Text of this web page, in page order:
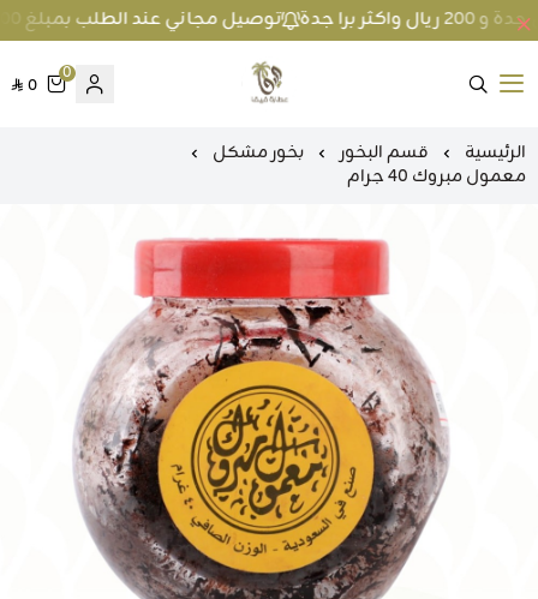
توصيل مجاني عند الطلب بمبلغ 100 ريال واكثر داخل جدة و 200 ريال واكثر برا جدة
متجر عطارة فيفا
0
0
الرئيسية قسم البخور
بخور مشكل
معمول مبروك 40 جرام